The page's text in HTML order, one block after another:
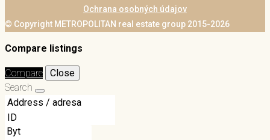
Ochrana osobných údajov
© Copyright METROPOLITAN real estate group 2015-2026
Compare listings
Compare
Close
Search